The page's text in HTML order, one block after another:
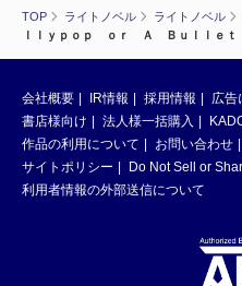
TOP ライトノベル ライトノベル
ｌｌｙｐｏｐ ｏｒ Ａ Ｂｕｌｌｅｔ
会社概要 IR情報 採用情報 広告
書店様向け
法人様一括購入
作品の利用について
お問い合わせ
サイトポリシー
Do Not Sell or
利用者情報の外部送信について